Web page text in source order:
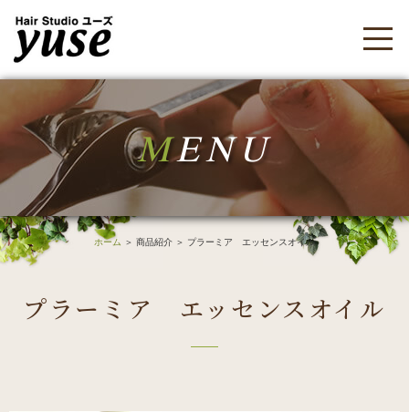
MENU
ホーム ＞ 商品紹介 ＞ プラーミア エッセンスオイル
プラーミア エッセンスオイル